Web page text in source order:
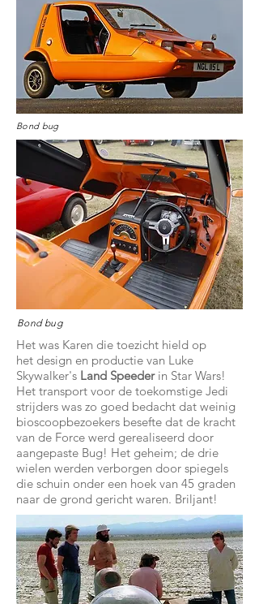
Bond bug
Bond bug
Het was Karen die toezicht hield op
het design en productie van Luke
Skywalker's Land Speederin Star Wars!
Het transport voor de toekomstige Jedi
strijders was zo goed bedacht dat weinig
bioscoopbezoekers besefte dat de kracht
van de Force werd gerealiseerd door
aangepaste Bug! Het geheim; de drie
wielen werden verborgen door spiegels
die schuin onder een hoek van 45 graden
naar de grond gericht waren. Briljant!